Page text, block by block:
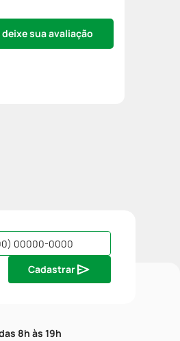
deixe sua avaliação
Cadastrar
8h às 19h